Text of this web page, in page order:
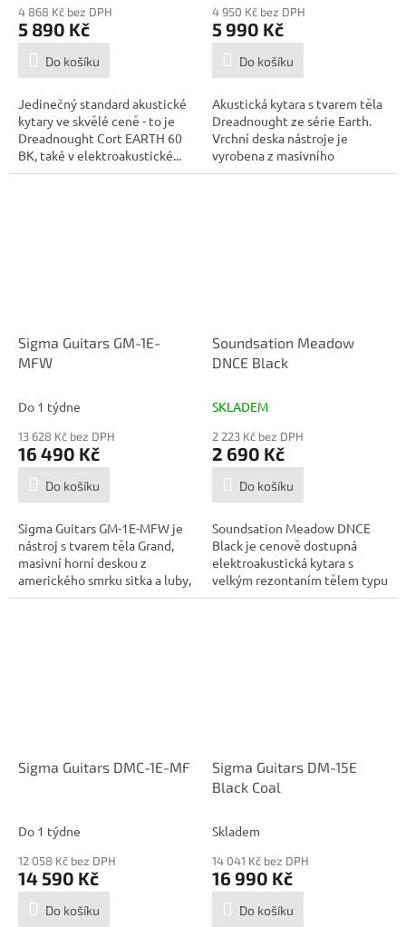
4 868 Kč bez DPH
5 890 Kč
Do košíku
Jedinečný standard akustické
kytary ve skvělé ceně - to je
Dreadnought Cort EARTH 60
BK, také v elektroakustické...
4 950 Kč bez DPH
5 990 Kč
Do košíku
Akustická kytara s tvarem těla
Dreadnought ze série Earth.
Vrchní deska nástroje je
vyrobena z masivního
smrkového...
Sigma Guitars GM-1E-
MFW
Do 1 týdne
13 628 Kč bez DPH
16 490 Kč
Do košíku
Sigma Guitars GM-1E-MFW je
nástroj s tvarem těla Grand,
masivní horní deskou z
amerického smrku sitka a luby,
zády a...
Soundsation Meadow
DNCE Black
SKLADEM
2 223 Kč bez DPH
2 690 Kč
Do košíku
Soundsation Meadow DNCE
Black je cenově dostupná
elektroakustická kytara s
velkým rezontaním tělem typu
Dreadnought...
Sigma Guitars DMC-1E-MF
Do 1 týdne
12 058 Kč bez DPH
14 590 Kč
Do košíku
Sigma Guitars DM-15E
Black Coal
Skladem
14 041 Kč bez DPH
16 990 Kč
Do košíku